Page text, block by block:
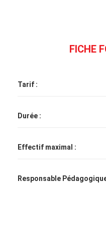
FICHE
Tarif :
Durée :
Effectif maximal :
Responsable